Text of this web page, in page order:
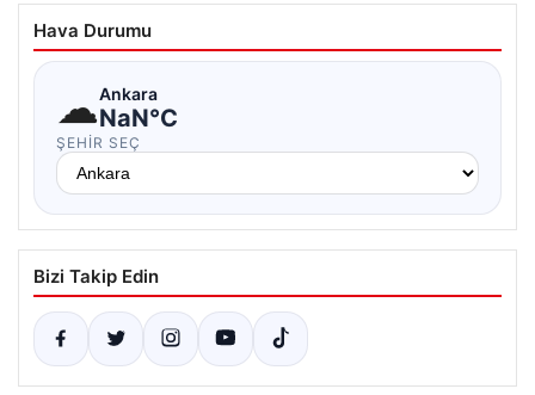
Hava Durumu
☁Ankara
NaN°C
ŞEHIR SEÇ
Bizi Takip Edin